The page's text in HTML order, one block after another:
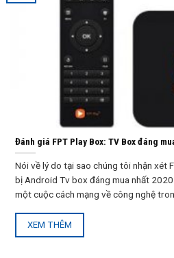
Đánh giá FPT Play Box: TV Box đáng
Nói về lý do tại sao chúng tôi nhận xét
bị Android Tv box đáng mua nhất
một cuộc cách mạng về công nghệ
XEM THÊM